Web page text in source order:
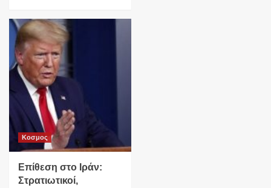
Κοσμος
Επίθεση στο Ιράν:
Στρατιωτικοί,